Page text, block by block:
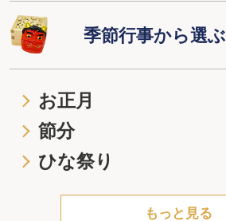
季節行事から選ぶ
お正月
節分
ひな祭り
もっと見る